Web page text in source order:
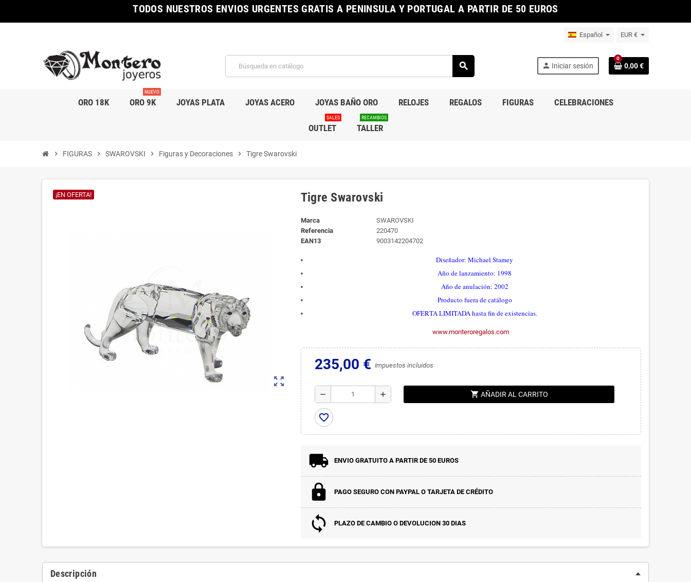
TODOS NUESTROS ENVIOS URGENTES GRATIS A PENINSULA Y PORTUGAL A PARTIR DE 50 EUROS
Español EUR €
search person Iniciar sesión
0
0,00 €
ORO 18K ORO 9K
NUEVO
JOYAS PLATA JOYAS ACERO JOYAS BAÑO ORO RELOJES REGALOS FIGURAS CELEBRACIONES
OUTLET
SALES
TALLER
RECAMBIOS
chevron_right FIGURAS chevron_right SWAROVSKI chevron_right Figuras y Decoraciones chevron_right Tigre Swarovski
zoom_out_map
¡EN OFERTA! Tigre Swarovski
Marca
SWAROVSKI
Referencia
220470
EAN13
9003142204702
Diseñador: Michael Stamey
Año de lanzamiento: 1998
Año de anulación: 2002
Producto fuera de catálogo
OFERTA LIMITADA hasta fin de existencias.
www.monteroregalos.com
235,00 € Impuestos incluidos
remove add shopping_cart AÑADIR AL CARRITO
favorite_border
ENVIO GRATUITO A PARTIR DE 50 EUROS
PAGO SEGURO CON PAYPAL O TARJETA DE CRÉDITO
PLAZO DE CAMBIO O DEVOLUCION 30 DIAS
Descripción